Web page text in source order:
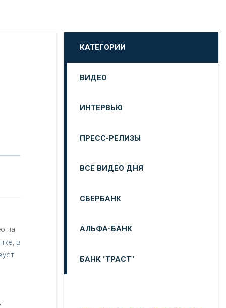
на
в
КАТЕГОРИИ
ВИДЕО
ИНТЕРВЬЮ
ПРЕСС-РЕЛИЗЫ
ВСЕ ВИДЕО ДНЯ
СБЕРБАНК
АЛЬФА-БАНК
БАНК "ТРАСТ"